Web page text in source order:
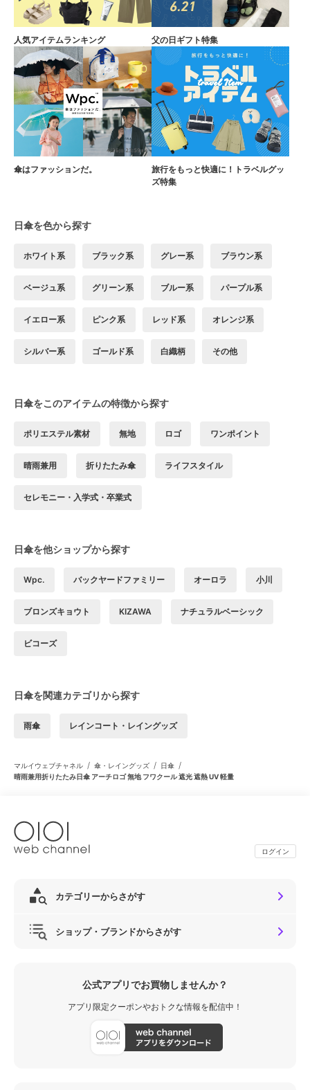
人気アイテムランキング 父の日ギフト特集
傘はファッションだ。
旅行をもっと快適に！トラベルグッ
ズ特集
日傘を色から探す
ホワイト系 ブラック系 グレー系 ブラウン系
ベージュ系 グリーン系 ブルー系 パープル系
イエロー系 ピンク系 レッド系 オレンジ系
シルバー系 ゴールド系 白織柄 その他
日傘をこのアイテムの特徴から探す
ポリエステル素材 無地 ロゴ ワンポイント
晴雨兼用 折りたたみ傘 ライフスタイル
セレモニー・入学式・卒業式
日傘を他ショップから探す
Wpc. バックヤードファミリー オーロラ 小川
ブロンズキョウト KIZAWA ナチュラルベーシック
ビコーズ
日傘を関連カテゴリから探す
雨傘 レインコート・レイングッズ
マルイウェブチャネル / 傘・レイングッズ / 日傘 /
晴雨兼用折りたたみ日傘 アーチロゴ 無地 フワクール 遮光 遮熱 UV 軽量
ログイン
カテゴリーからさがす
ショップ・ブランドからさがす
公式アプリでお買物しませんか？
アプリ限定クーポンやおトクな情報を配信中！